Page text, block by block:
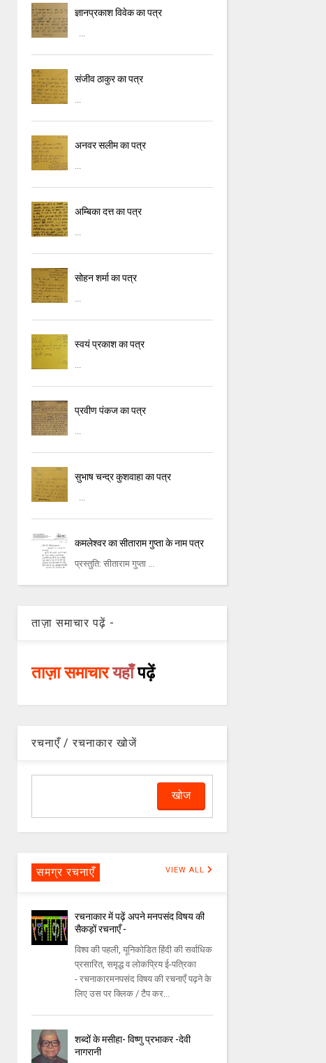
ज्ञानप्रकाश विवेक का पत्र
...
संजीव ठाकुर का पत्र
...
अनवर सलीम का पत्र
...
अम्बिका दत्त का पत्र
...
सोहन शर्मा का पत्र
...
स्वयं प्रकाश का पत्र
...
प्रवीण पंकज का पत्र
...
सुभाष चन्द्र कुशवाहा का पत्र
...
कमलेश्वर का सीताराम गुप्ता के नाम पत्र
प्रस्तुति: सीताराम गुप्ता ...
ताज़ा समाचार पढ़ें -
ताज़ा समाचारयहाँपढ़ें
रचनाएँ / रचनाकार खोजें
समग्र रचनाएँ VIEW ALL
रचनाकार में पढ़ें अपने मनपसंद विषय की
सैकड़ों रचनाएँ -
विश्व की पहली, यूनिकोडित हिंदी की सर्वाधिक
प्रसारित, समृद्ध व लोकप्रिय ई-पत्रिका
- रचनाकारमनपसंद विषय की रचनाएँ पढ़ने के
लिए उस पर क्लिक / टैप कर...
शब्दों के मसीहा- विष्णु प्रभाकर -देवी
नागरानी